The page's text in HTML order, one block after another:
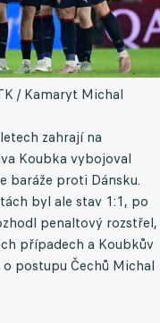
/ Kamaryt Michal
zahrají na
Koubka vybojoval
baráže proti Dánsku.
byl ale stav 1:1, po
penaltový rozstřel,
případech a Koubkův
postupu Čechů Michal